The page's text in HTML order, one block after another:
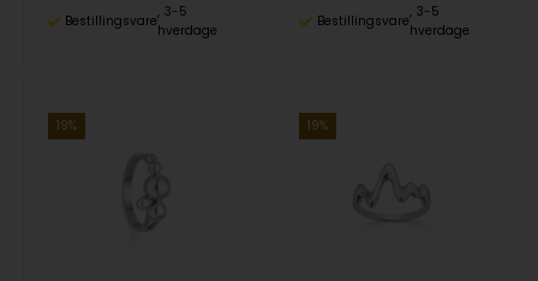
Bestillingsvare
3-5
hverdage
Bestillingsvare
3-5
hverdage
19% 19%